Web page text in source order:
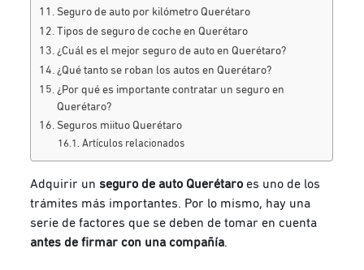
Seguro de auto por kilómetro Querétaro
Tipos de seguro de coche en Querétaro
¿Cuál es el mejor seguro de auto en Querétaro?
¿Qué tanto se roban los autos en Querétaro?
¿Por qué es importante contratar un seguro en
Querétaro?
Seguros miituo Querétaro
Artículos relacionados
Adquirir un seguro de auto Querétaroes uno de los
trámites más importantes. Por lo mismo, hay una
serie de factores que se deben de tomar en cuenta
antes de firmar con una compañía.